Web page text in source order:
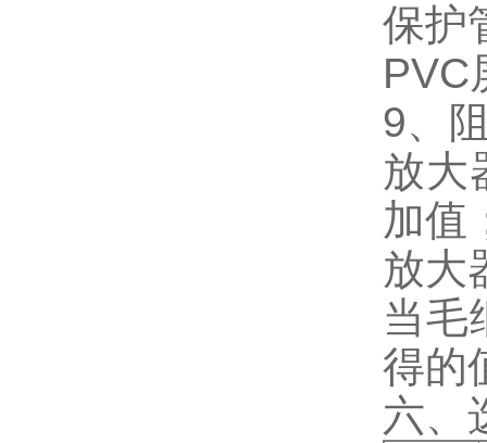
保护
PVC
9、
放大
加值
放大
当毛
得的
六、